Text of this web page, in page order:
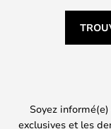
Soyez
exclusives et les